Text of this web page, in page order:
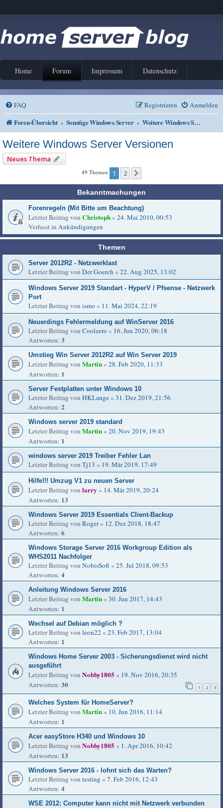
Home Forum Impressum Datenschutz
FAQ Anmelden
Registrieren
Foren-Übersicht Sonstige Windows Server Weitere Windows Server Versionen
Weitere Windows Server Versionen
Neues Thema
49 Themen 1 2
Bekanntmachungen
Forenregeln (Mit Bitte um Beachtung)
Letzter Beitrag von Christoph « 24. Mai 2010, 00:53
Verfasst in Ankündigungen
Themen
Server 2012R2 - Netzwerklast
Letzter Beitrag von Der Goerch « 22. Aug 2025, 13:02
Windows Server 2019 Standart - HyperV / Pfsense - Netzwerk
Port
Letzter Beitrag von ismo « 11. Mai 2024, 22:19
Neuerdings Fehlermeldung auf WinServer 2016
Letzter Beitrag von Coolzero « 16. Jun 2020, 06:18
Antworten: 3
Umstieg Win Server 2012R2 auf Win Server 2019
Letzter Beitrag von Martin « 28. Feb 2020, 11:33
Antworten: 1
Server Festplatten unter Windows 10
Letzter Beitrag von HKLange « 31. Dez 2019, 21:56
Antworten: 2
Windows server 2019 standard
Letzter Beitrag von Martin « 20. Nov 2019, 19:43
Antworten: 1
windows server 2019 Treiber Fehler Lan
Letzter Beitrag von Tj13 « 19. Mär 2019, 17:49
Hilfe!!! Umzug V1 zu neuen Server
Letzter Beitrag von larry « 14. Mär 2019, 20:24
Antworten: 13
Windows Server 2019 Essentials Client-Backup
Letzter Beitrag von Roger« 12. Dez 2018, 18:47
Antworten: 6
Windows Storage Server 2016 Workgroup Edition als
WHS2011 Nachfolger
Letzter Beitrag von NobisSoft « 25. Jul 2018, 09:53
Antworten: 4
Anleitung Windows Server 2016
Letzter Beitrag von Martin « 30. Jun 2017, 14:43
Antworten: 1
Wechsel auf Debian möglich ?
Letzter Beitrag von leon22 « 23. Feb 2017, 13:04
Antworten: 1
Windows Home Server 2003 - Sicherungsdienst wird nicht
ausgeführt
Letzter Beitrag von Nobby1805 « 19. Nov 2016, 20:35
Antworten: 30 1 2 3
Welches System für HomeServer?
Letzter Beitrag von Martin « 10. Jun 2016, 11:14
Antworten: 1
Acer easyStore H340 und Windows 10
Letzter Beitrag von Nobby1805 « 1. Apr 2016, 10:42
Antworten: 13
Windows Server 2016 - lohnt sich das Warten?
Letzter Beitrag von testing « 7. Feb 2016, 12:43
Antworten: 4
WSE 2012: Computer kann nicht mit Netzwerk verbunden